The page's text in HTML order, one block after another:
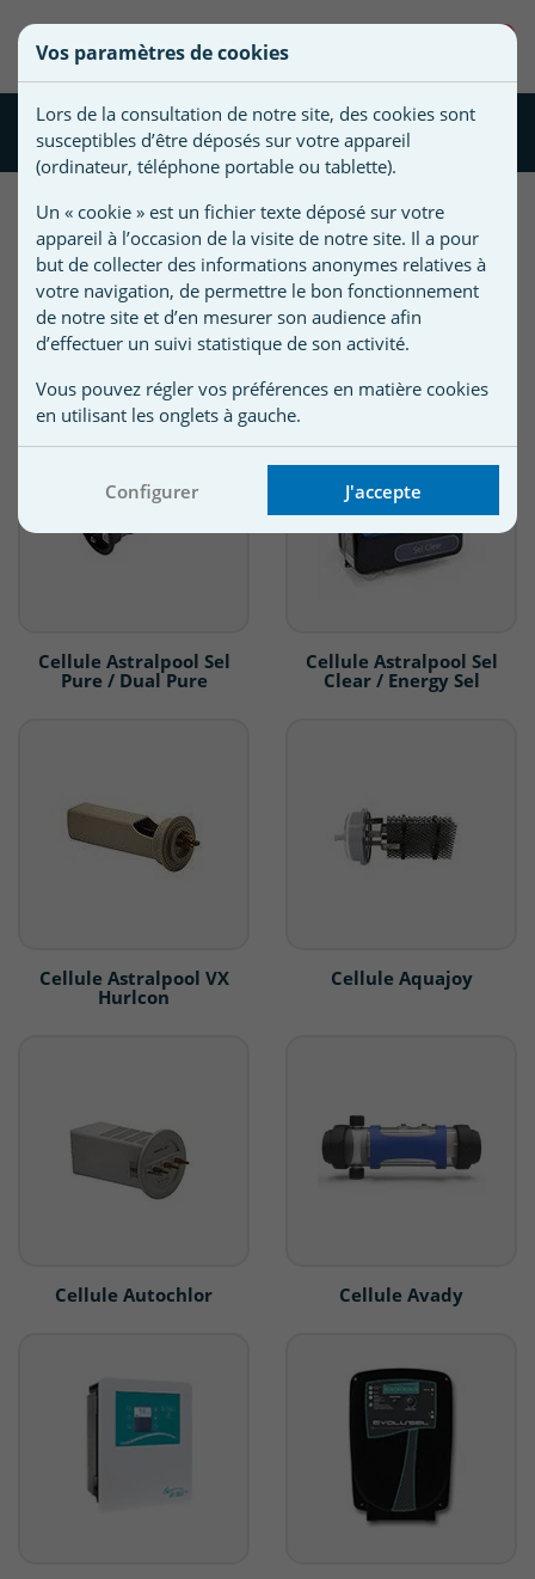
Cellule électrolyseur
Comment bien choisir sa cellule
pour son électrolyseur ?
Découvrir tous nos conseils
Cellule Astralpool Sel
Pure / Dual Pure
Cellule Astralpool Sel
Clear / Energy Sel
Cellule Astralpool VX
Hurlcon
Cellule Aquajoy
Cellule Autochlor Cellule Avady
Créer une nouvelle liste
une
liste
Nom de
d'envies
((confirmMessage))
Vous
devez
être
connecté
pour
ajouter
des
produits
à
votre
liste
Vos paramètres de cookies
Lors de la consultation de notre site, des cookies sont
susceptibles d’être déposés sur votre appareil
(ordinateur, téléphone portable ou tablette).
Un « cookie » est un fichier texte déposé sur votre
appareil à l’occasion de la visite de notre site. Il a pour
but de collecter des informations anonymes relatives à
votre navigation, de permettre le bon fonctionnement
de notre site et d’en mesurer son audience afin
d’effectuer un suivi statistique de son activité.
Vous pouvez régler vos préférences en matière cookies
en utilisant les onglets à gauche.
Configurer J'accepte